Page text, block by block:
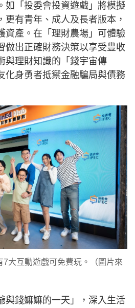
如「投委會投資遊戲」將模擬
更有青年、成人及長者版本，
資產。在「理財農場」可體驗
做出正確財務決策以享受豐收
與理財知識的「錢宇宙傳
化身勇者抵禦金融騙局與債務
大互動遊戲可免費玩。（圖片來
與錢嫲嫲的一天」，深入生活